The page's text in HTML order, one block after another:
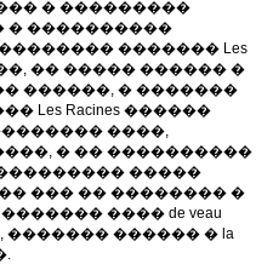
� ���������
� ����������
������� Les
�� ����� ������ �
������, � �������
Racines ������
����,
� �� ����������
�����
��� �� �������� �
���� de veau
������ � la